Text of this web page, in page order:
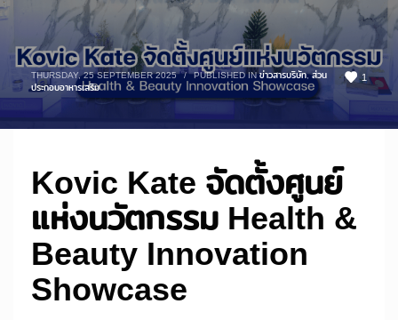
1
THURSDAY, 25 SEPTEMBER 2025 / PUBLISHED INข่าวสารบริษัท,ส่วน
ประกอบอาหารเสริม
Kovic Kate จัดตั้งศูนย์
แห่งนวัตกรรม Health &
Beauty Innovation
Showcase